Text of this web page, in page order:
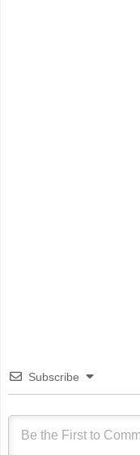
Subscribe